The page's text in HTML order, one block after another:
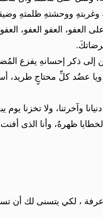
وغربتهِ ووحشتهِ
العفو، العفو العفو،
من إلى ذكر إحسانهِ
كلِّ محتاجٍ طريد، أسألك
وآخرتنا، ولا تخزنا يوم
ظهرهُ، وأنا الذى
، لكي يتسنى لك أن